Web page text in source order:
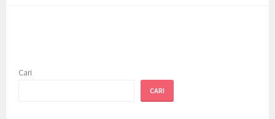
Cari
CARI